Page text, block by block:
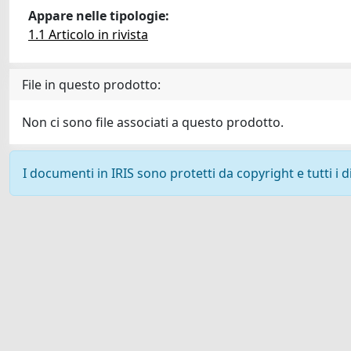
Appare nelle tipologie:
1.1 Articolo in rivista
File in questo prodotto:
Non ci sono file associati a questo prodotto.
I documenti in IRIS sono protetti da copyright e tutti i